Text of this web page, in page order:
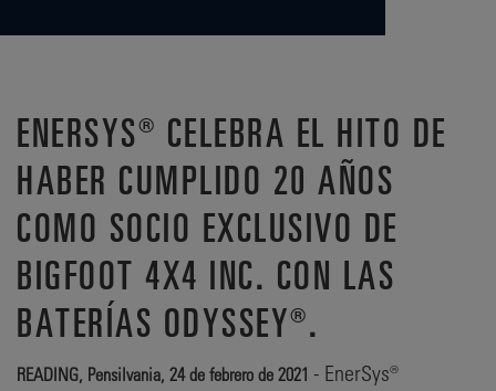
ENERSYS® CELEBRA EL HITO DE
HABER CUMPLIDO 20 AÑOS
COMO SOCIO EXCLUSIVO DE
BIGFOOT 4X4 INC. CON LAS
BATERÍAS ODYSSEY®.
READING, Pensilvania, 24 de febrero de 2021 - EnerSys®